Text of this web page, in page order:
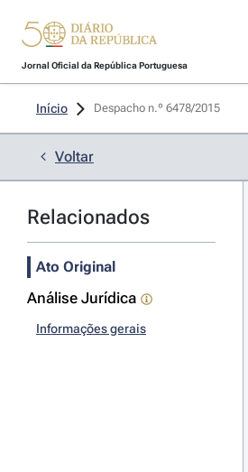
Jornal Oficial da República Portuguesa
Início Despacho n.º 6478/2015
Voltar
Relacionados
Ato Original
Análise Jurídica
Informações gerais